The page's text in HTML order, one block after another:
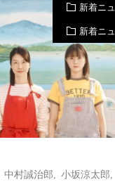
新着ニ
新着ニ
中村誠治郎 小坂涼太郎